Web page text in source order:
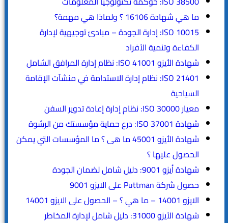
ما هي شهادة 16106 ؟ ولماذا هي مهمة؟
ISO 10015: إدارة الجودة – مبادئ توجيهية لإدارة
الكفاءة وتنمية الأفراد
شهادة الأيزو ISO 41001: نظام إدارة المرافق الشامل
ISO 21401: نظام إدارة الاستدامة في منشآت الإقامة
السياحية
معيار ISO 30000: نظام إدارة إعادة تدوير السفن
شهادة ISO 37001: درع حماية مؤسستك من الرشوة
شهادة الأيزو 45001 ما هى ؟ ما المؤسسات التي يمكن
الحصول عليها ؟
شهادة أيزو 9001: دليل شامل لضمان الجودة
حصول شركة Puttman على الايزو 9001
الايزو 14001 – ما هي ؟ – الحصول على الايزو 14001
شهادة الأيزو 31000: دليل شامل لإدارة المخاطر